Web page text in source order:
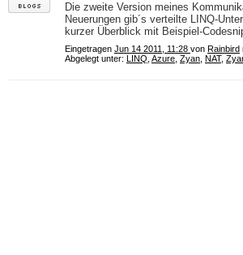
Die zweite Version meines
Neuerungen gib´s verteilte LINQ-
kurzer Überblick mit Beispiel-
Eingetragen Jun 14 2011, 11:28 von Rainbird
Abgelegt unter: LINQ Azure Zyan NAT,